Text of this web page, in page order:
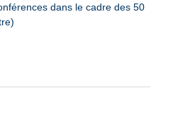
dans le cadre des 50